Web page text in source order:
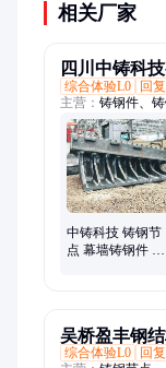
相关厂家
四川中铸科
综合体验L0
回
主营： 铸钢件、
中铸科技 铸钢节
点 幕墙铸钢件 异
吴桥盈丰钢
综合体验L0
回